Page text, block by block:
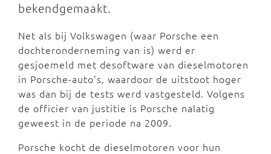
bekendgemaakt.
Net als bij Volkswagen (waar Porsche een
dochteronderneming van is) werd er
gesjoemeld met desoftware van dieselmotoren
in Porsche-auto's, waardoor de uitstoot hoger
was dan bij de tests werd vastgesteld. Volgens
de officier van justitie is Porsche nalatig
geweest in de periode na 2009.
Porsche kocht de dieselmotoren voor hun